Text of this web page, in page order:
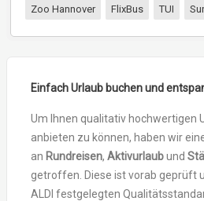
Zoo Hannover FlixBus TUI
Einfach Urlaub buchen und
Um Ihnen qualitativ hochwertigen
anbieten zu können, haben wir
an Rundreisen, Aktivurlaubund
getroffen. Diese ist vorab geprüft
ALDI festgelegten